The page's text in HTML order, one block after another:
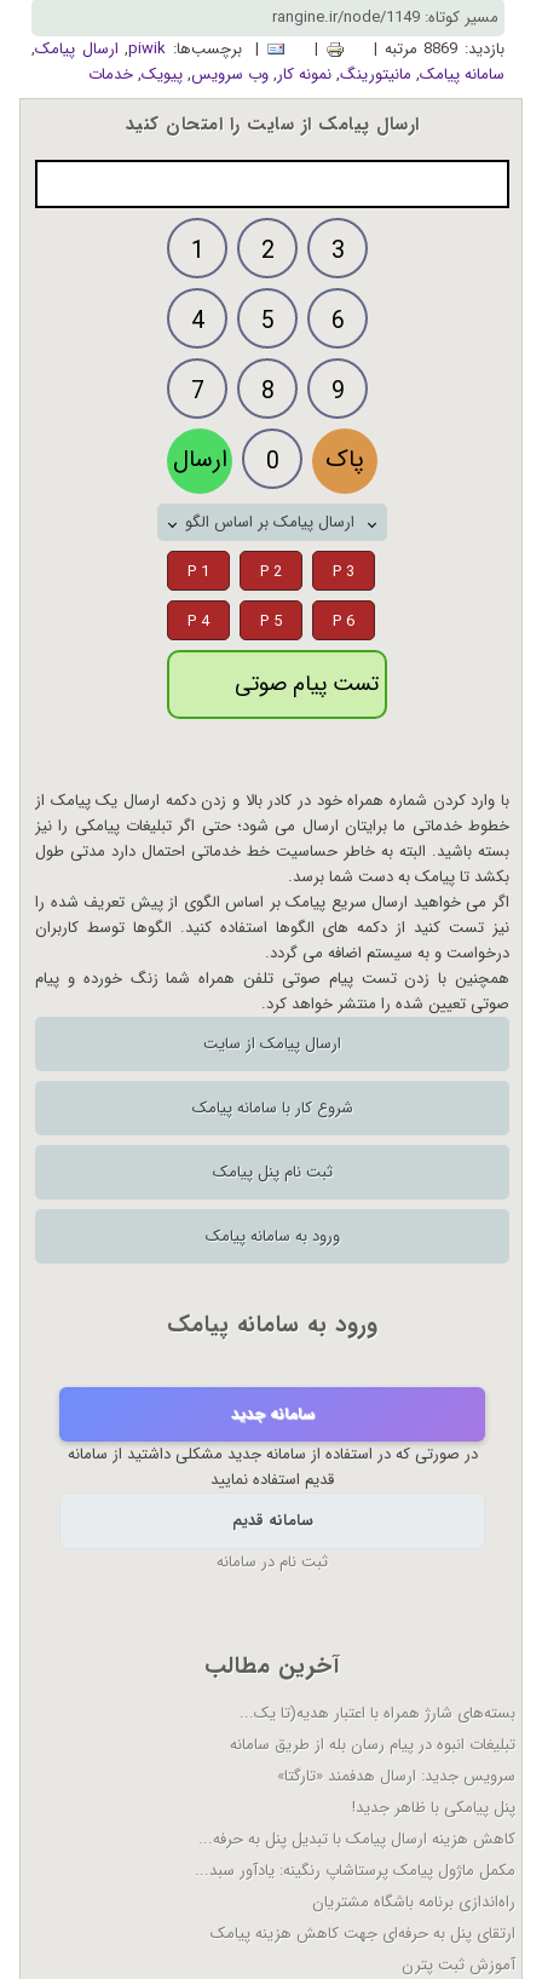
مسیر کوتاه: rangine.ir/node/1149
بازدید: 8869 مرتبه |
| | برچسب‌ها: piwik
, ارسال پیامک,
سامانه پیامک, مانیتورینگ,نمونه کار,وب سرويس,پیویک,خدمات
ارسال پیامک از سایت را امتحان کنید
1 2
3
4
5
6
7
8
9
ارسال
0 پاک
ارسال پیامک بر اساس الگو
P 1
P 2
P 3
P 4
P 5 P 6
تست پیام صوتی
با وارد کردن شماره همراه خود در کادر بالا و زدن دکمه ارسال یک پیامک از
خطوط خدماتی ما برایتان ارسال می شود؛ حتی اگر تبلیغات پیامکی را نیز
بسته باشید. البته به خاطر حساسیت خط خدماتی احتمال دارد مدتی طول
بکشد تا پیامک به دست شما برسد.
اگر می خواهید ارسال سریع پیامک بر اساس الگوی از پیش تعریف شده را
نیز تست کنید از دکمه های الگوها استفاده کنید. الگوها توسط کاربران
درخواست و به سیستم اضافه می گردد.
همچنین با زدن تست پیام صوتی تلفن همراه شما زنگ خورده و پیام
صوتی تعیین شده را منتشر خواهد کرد.
ارسال پیامک از سایت
شروع کار با سامانه پیامک
ثبت نام پنل پیامک
ورود به سامانه پیامک
ورود به سامانه پیامک
سامانه جدید
در صورتی که در استفاده از سامانه جدید مشکلی داشتید از سامانه
قدیم استفاده نمایید
سامانه قدیم
ثبت نام در سامانه
آخرین مطالب
بسته‌های شارژ همراه با اعتبار هدیه(تا یک...
تبلیغات انبوه در پیام رسان بله از طریق سامانه
سرویس جدید: ارسال هدفمند «تارگتا»
پنل پیامکی با ظاهر جدید!
کاهش هزینه ارسال پیامک با تبدیل پنل به حرفه...
مکمل ماژول پیامک پرستاشاپ رنگینه: یادآور سبد...
راه‌اندازی برنامه باشگاه مشتریان
ارتقای پنل به حرفه‌ای جهت کاهش هزینه پیامک
آموزش ثبت پترن